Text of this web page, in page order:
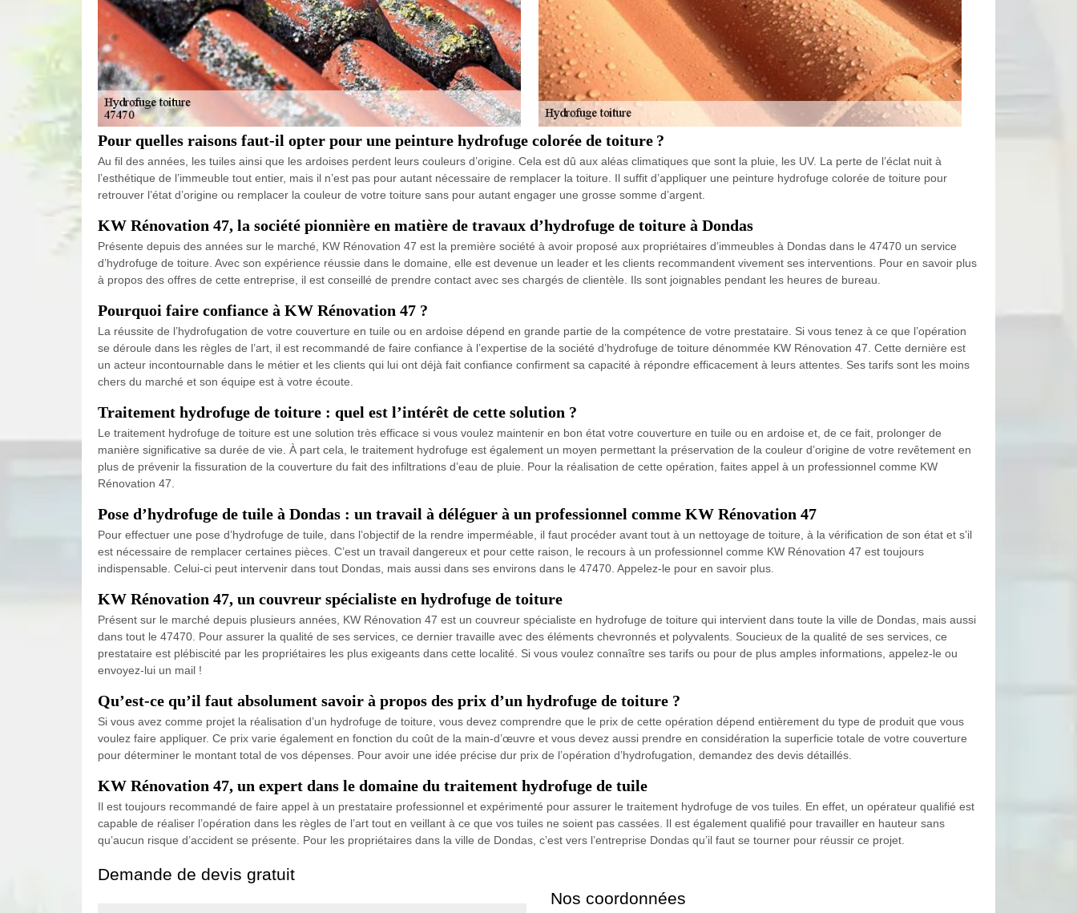
Pour quelles raisons faut-il opter pour une peinture hydrofuge colorée de toiture ?
Au fil des années, les tuiles ainsi que les ardoises perdent leurs couleurs d’origine. Cela est dû aux aléas climatiques que sont la pluie, les UV. La perte de l’éclat nuit à
l’esthétique de l’immeuble tout entier, mais il n’est pas pour autant nécessaire de remplacer la toiture. Il suffit d’appliquer une peinture hydrofuge colorée de toiture pour
retrouver l’état d’origine ou remplacer la couleur de votre toiture sans pour autant engager une grosse somme d’argent.
KW Rénovation 47, la société pionnière en matière de travaux d’hydrofuge de toiture à Dondas
Présente depuis des années sur le marché, KW Rénovation 47 est la première société à avoir proposé aux propriétaires d’immeubles à Dondas dans le 47470 un service
d’hydrofuge de toiture. Avec son expérience réussie dans le domaine, elle est devenue un leader et les clients recommandent vivement ses interventions. Pour en savoir plus
à propos des offres de cette entreprise, il est conseillé de prendre contact avec ses chargés de clientèle. Ils sont joignables pendant les heures de bureau.
Pourquoi faire confiance à KW Rénovation 47 ?
La réussite de l’hydrofugation de votre couverture en tuile ou en ardoise dépend en grande partie de la compétence de votre prestataire. Si vous tenez à ce que l’opération
se déroule dans les règles de l’art, il est recommandé de faire confiance à l’expertise de la société d’hydrofuge de toiture dénommée KW Rénovation 47. Cette dernière est
un acteur incontournable dans le métier et les clients qui lui ont déjà fait confiance confirment sa capacité à répondre efficacement à leurs attentes. Ses tarifs sont les moins
chers du marché et son équipe est à votre écoute.
Traitement hydrofuge de toiture : quel est l’intérêt de cette solution ?
Le traitement hydrofuge de toiture est une solution très efficace si vous voulez maintenir en bon état votre couverture en tuile ou en ardoise et, de ce fait, prolonger de
manière significative sa durée de vie. À part cela, le traitement hydrofuge est également un moyen permettant la préservation de la couleur d’origine de votre revêtement en
plus de prévenir la fissuration de la couverture du fait des infiltrations d’eau de pluie. Pour la réalisation de cette opération, faites appel à un professionnel comme KW
Rénovation 47.
Pose d’hydrofuge de tuile à Dondas : un travail à déléguer à un professionnel comme KW Rénovation 47
Pour effectuer une pose d’hydrofuge de tuile, dans l’objectif de la rendre imperméable, il faut procéder avant tout à un nettoyage de toiture, à la vérification de son état et s’il
est nécessaire de remplacer certaines pièces. C’est un travail dangereux et pour cette raison, le recours à un professionnel comme KW Rénovation 47 est toujours
indispensable. Celui-ci peut intervenir dans tout Dondas, mais aussi dans ses environs dans le 47470. Appelez-le pour en savoir plus.
KW Rénovation 47, un couvreur spécialiste en hydrofuge de toiture
Présent sur le marché depuis plusieurs années, KW Rénovation 47 est un couvreur spécialiste en hydrofuge de toiture qui intervient dans toute la ville de Dondas, mais aussi
dans tout le 47470. Pour assurer la qualité de ses services, ce dernier travaille avec des éléments chevronnés et polyvalents. Soucieux de la qualité de ses services, ce
prestataire est plébiscité par les propriétaires les plus exigeants dans cette localité. Si vous voulez connaître ses tarifs ou pour de plus amples informations, appelez-le ou
envoyez-lui un mail !
Qu’est-ce qu’il faut absolument savoir à propos des prix d’un hydrofuge de toiture ?
Si vous avez comme projet la réalisation d’un hydrofuge de toiture, vous devez comprendre que le prix de cette opération dépend entièrement du type de produit que vous
voulez faire appliquer. Ce prix varie également en fonction du coût de la main-d’œuvre et vous devez aussi prendre en considération la superficie totale de votre couverture
pour déterminer le montant total de vos dépenses. Pour avoir une idée précise dur prix de l’opération d’hydrofugation, demandez des devis détaillés.
KW Rénovation 47, un expert dans le domaine du traitement hydrofuge de tuile
Il est toujours recommandé de faire appel à un prestataire professionnel et expérimenté pour assurer le traitement hydrofuge de vos tuiles. En effet, un opérateur qualifié est
capable de réaliser l’opération dans les règles de l’art tout en veillant à ce que vos tuiles ne soient pas cassées. Il est également qualifié pour travailler en hauteur sans
qu’aucun risque d’accident se présente. Pour les propriétaires dans la ville de Dondas, c’est vers l’entreprise Dondas qu’il faut se tourner pour réussir ce projet.
Demande de devis gratuit
Nos coordonnées